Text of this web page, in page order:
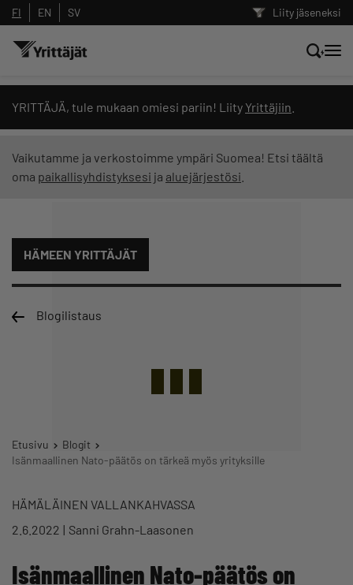
Liity jäseneksi
FI EN SV
YRITTÄJÄ, tule mukaan omiesi pariin! Liity Yrittäjiin
Vaikutamme ja verkostoimme ympäri Suomea! Etsi täältä
oma paikallisyhdistyksesi ja aluejärjestösi
HÄMEEN YRITTÄJÄT
Blogilistaus
Etusivu
Blogit
Isänmaallinen Nato-päätös on tärkeä myös yrityksille
HÄMÄLÄINEN VALLANKAHVASSA
2.6.2022
Sanni Grahn-Laasonen
Isänmaallinen Nato-päätös on
Hae sivustolta tai kysy suoraan
Yrittäjien tekoälyltä
Suodata hakutuloksia: näytä kaikki sisältö